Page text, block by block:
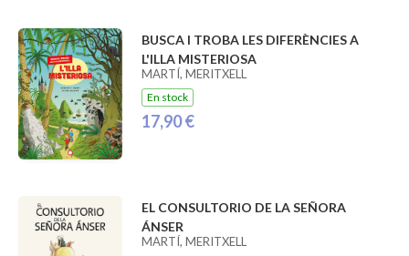
BUSCA I TROBA LES DIFERÈNCIES A
L'ILLA MISTERIOSA
MARTÍ, MERITXELL
En stock
17,90 €
EL CONSULTORIO DE LA SEÑORA
ÁNSER
MARTÍ, MERITXELL